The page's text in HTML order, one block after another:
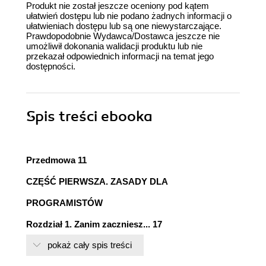
Produkt nie został jeszcze oceniony pod kątem
ułatwień dostępu lub nie podano żadnych informacji o
ułatwieniach dostępu lub są one niewystarczające.
Prawdopodobnie Wydawca/Dostawca jeszcze nie
umożliwił dokonania walidacji produktu lub nie
przekazał odpowiednich informacji na temat jego
dostępności.
Spis treści ebooka
Przedmowa 11
CZĘŚĆ PIERWSZA. ZASADY DLA
PROGRAMISTÓW
Rozdział 1. Zanim zaczniesz... 17
Będziesz to robić, więc rób to dobrze 18
pokaż cały spis treści